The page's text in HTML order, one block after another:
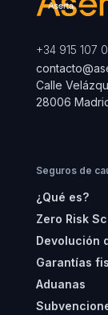
+34 915 107
Calle
28006
Seguros de
¿Qué es?
Zero Risk
Devolución
Garantías
Aduanas